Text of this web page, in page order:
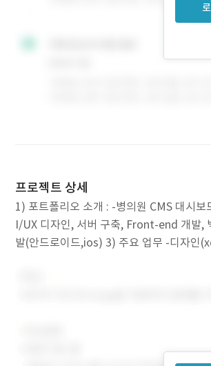
프로젝트 상세
1) 포트폴리오 소개 : -병의원 CMS 대시
I/UX 디자인, 서버 구축, Front-end 개발,
발(안드로이드,ios) 3) 주요 업무 -디자